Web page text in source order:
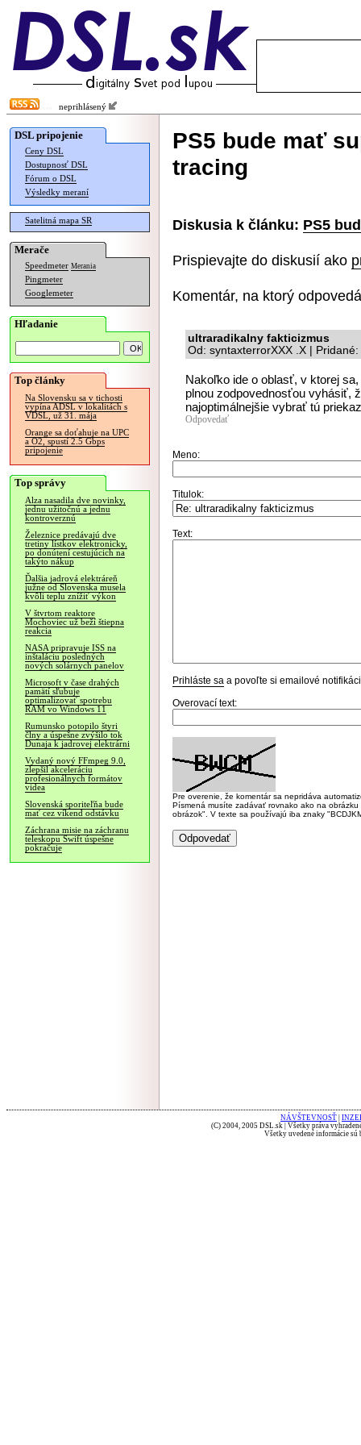
neprihlásený
DSL pripojenie
Ceny DSL
Dostupnosť DSL
Fórum o DSL
Výsledky meraní
Satelitná mapa SR
Merače
Speedmeter Merania
Pingmeter
Googlemeter
Hľadanie
Top články
Na Slovensku sa v tichosti
vypína ADSL v lokalitách s
VDSL, už 31. mája
Orange sa doťahuje na UPC
a O2, spustí 2.5 Gbps
pripojenie
Top správy
Alza nasadila dve novinky,
jednu užitočnú a jednu
kontroverznú
Železnice predávajú dve
tretiny lístkov elektronicky,
po donútení cestujúcich na
takýto nákup
Ďalšia jadrová elektráreň
južne od Slovenska musela
kvôli teplu znížiť výkon
V štvrtom reaktore
Mochoviec už beží štiepna
reakcia
NASA pripravuje ISS na
inštaláciu posledných
nových solárnych panelov
Microsoft v čase drahých
pamätí sľubuje
optimalizovať spotrebu
RAM vo Windows 11
Rumunsko potopilo štyri
člny a úspešne zvýšilo tok
Dunaja k jadrovej elektrárni
Vydaný nový FFmpeg 9.0,
zlepšil akceleráciu
profesionálnych formátov
videa
Slovenská sporiteľňa bude
mať cez víkend odstávku
Záchrana misie na záchranu
teleskopu Swift úspešne
pokračuje
PS5 bude mať
tracing
Diskusia k článku: PS5
Prispievajte do diskusií ako
Komentár, na ktorý
ultraradikalny fakticizmus
Od: syntaxterrorXXX .X |
Nakoľko ide o oblasť, v ktorej
plnou zodpovednosťou vyhásiť,
najoptimálnejšie vybrať tú
Odpovedať
Meno:
Titulok:
Text:
Prihláste sa a povoľte si emailové
Overovací text:
Pre overenie, že komentár sa nepridáva
Písmená musíte zadávať rovnako ako na
obrázok". V texte sa používajú iba znaky
NÁVŠTEVNOSŤ
(C) 2004, 2005 DSL.sk | Všetky práva
Všetky uvedené informácie sú